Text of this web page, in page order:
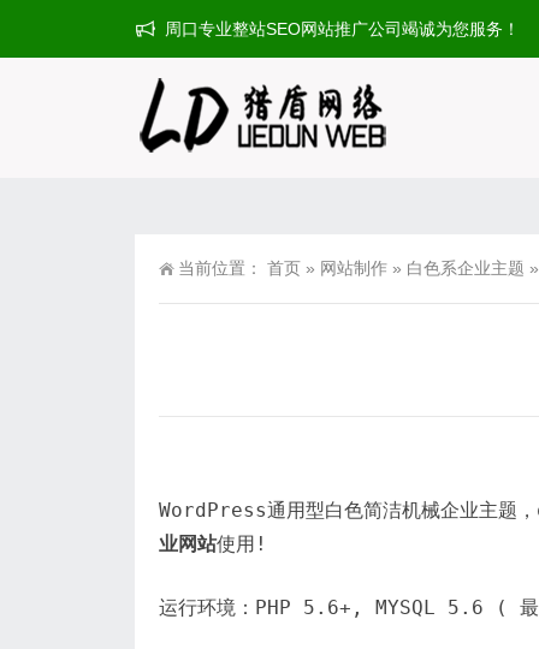
周口专业整站SEO网站推广公司竭诚为您服务！
当前位置： 首页 » 网站制作 » 白色系企业主题 »
WordPress通用型白色简洁机械企业主题
业网站使用!
运行环境：PHP 5.6+, MYSQL 5.6 (